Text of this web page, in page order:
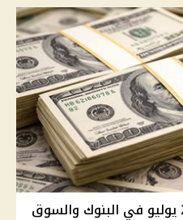
سعر الدولار اليوم السبت 25 يوليو في البنوك والسوق